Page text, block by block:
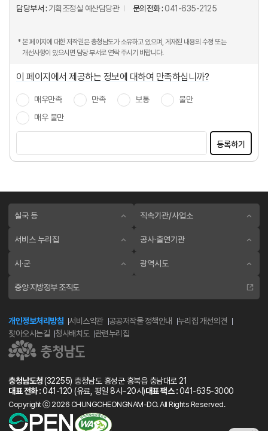
담당부서 : 기획조정실 예산담당관 문의전화 : 041-635-2125
* 본 페이지에 대한 저작권은 충청남도가 소유하고 있으며, 게재된 내용의 수정 또는
개선사항이 있으시면 담당 부서로 연락 주시기 바랍니다.
이 페이지에서 제공하는 정보에 대하여 만족하십니까?
매우만족 만족 보통
불만
매우 불만
등록하기
실국 등 직속기관/사업소
서비스 누리집 공사·출연기관
시·군 광역시도
중앙·지방정부 조직도
개인정보처리방침 서비스약관 공공저작물 정책안내
누리집 개선의견
찾아오시는길
청사배치도 관련누리집
충청남도청(32255) 충청남도 홍성군 홍북읍 충남대로 21
대표 전화 :041-120 (유료, 평일 8시~20시)대표 팩스 :041-635-3000
Copyright ⓒ 2026 CHUNGCHEONGNAM-DO. All Rights Reserved.